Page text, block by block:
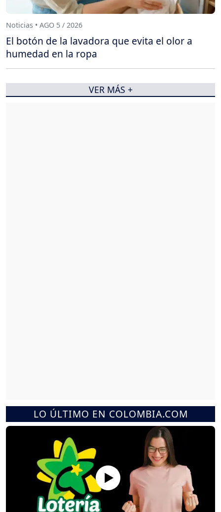
LO ÚLTIMO EN COLOMBIA.COM
Noticias • AGO 5 / 2026
El botón de la lavadora que evita el olor a
humedad en la ropa
VER MÁS +